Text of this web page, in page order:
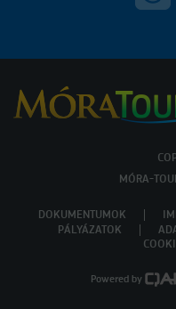
MÓRA-
DOKUMENTUMOK
PÁLYÁZATOK
Powered by